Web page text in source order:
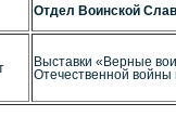
Отдел Воинской
Выставки «Верные
Отечественной войны